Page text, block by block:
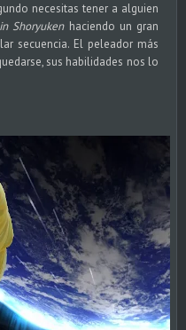
necesitas tener a alguien
Shoryukenhaciendo un gran
secuencia. El peleador más
sus habilidades nos lo